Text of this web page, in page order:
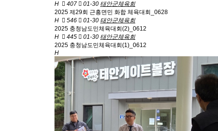
H
407 01-30 태안군체육회
2025 제29회 근흥면민 화합 체육대회_0628
H
546 01-30 태안군체육회
2025 충청남도민체육대회(2)_0612
H
445 01-30 태안군체육회
2025 충청남도민체육대회(1)_0612
H